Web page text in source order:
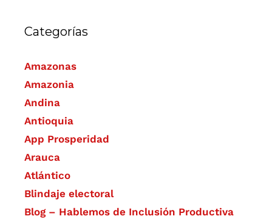
Categorías
Amazonas
Amazonia
Andina
Antioquia
App Prosperidad
Arauca
Atlántico
Blindaje electoral
Blog – Hablemos de Inclusión Productiva